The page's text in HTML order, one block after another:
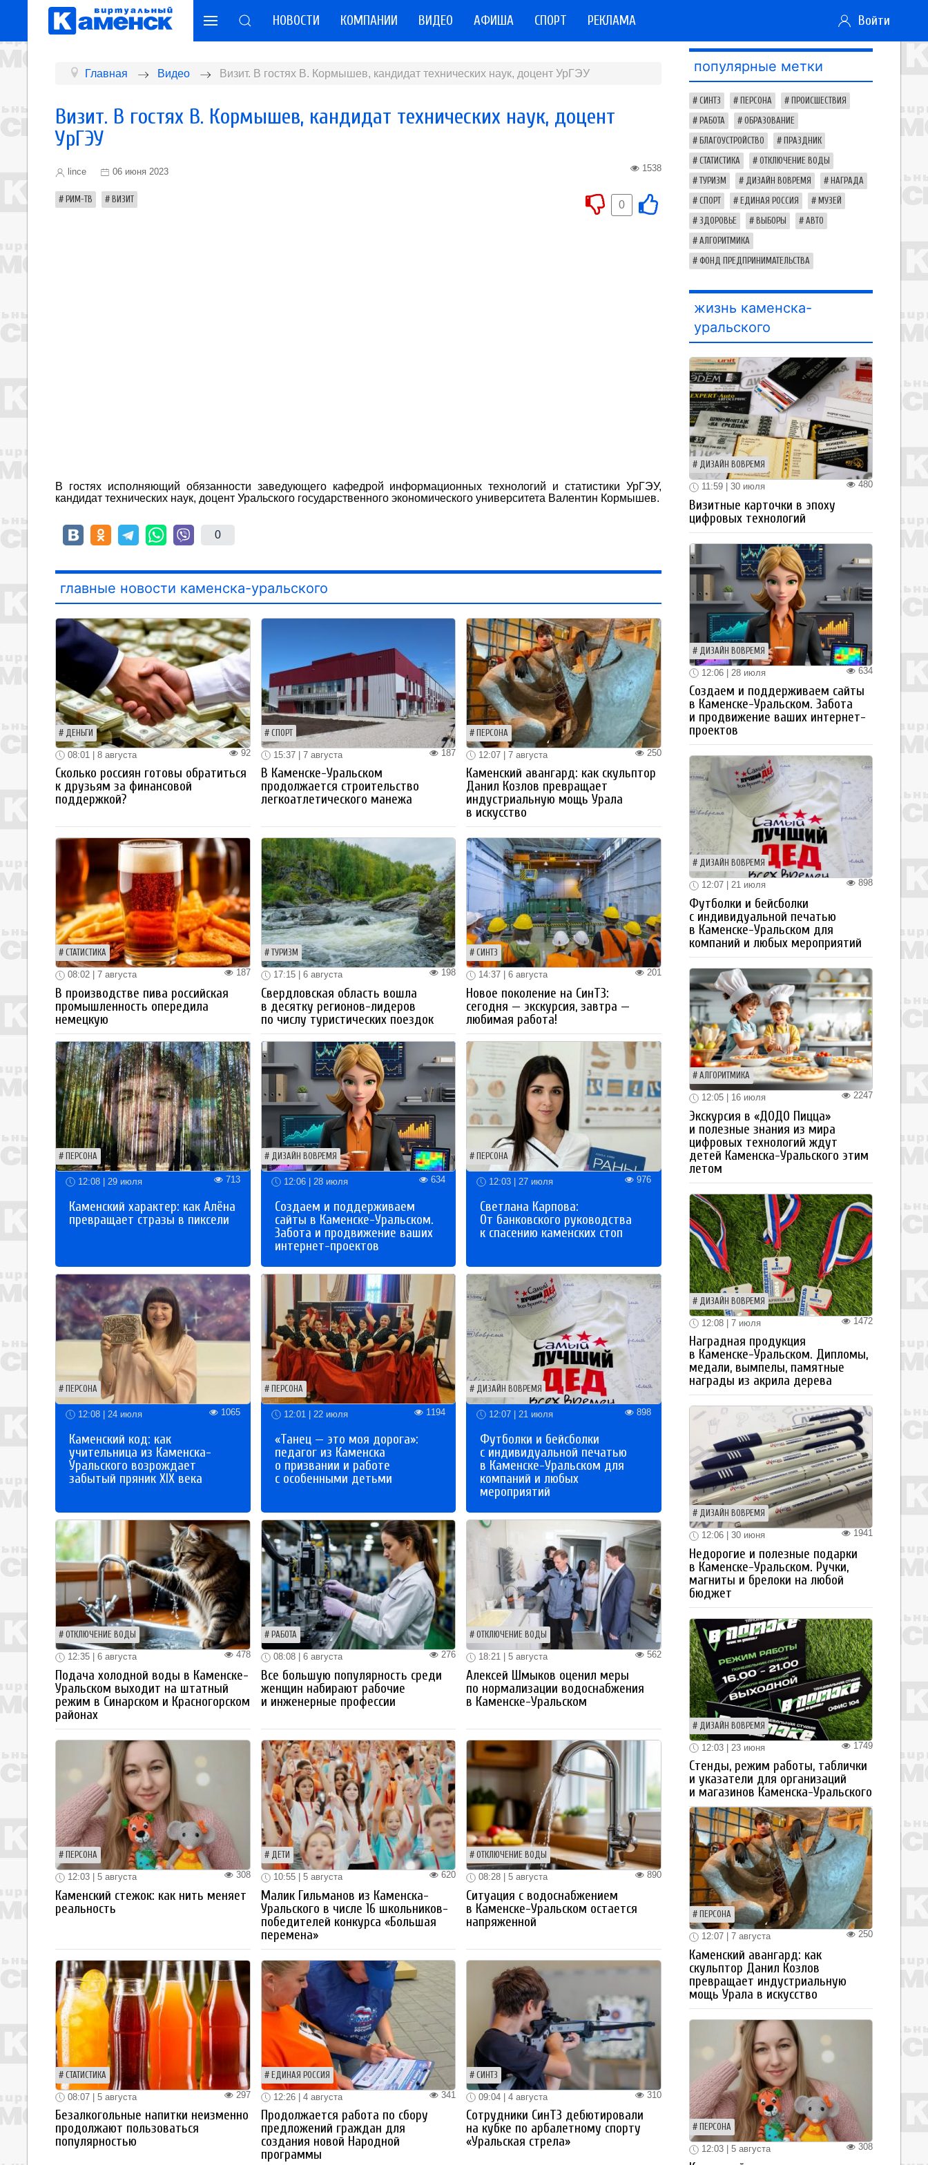
НОВОСТИ КОМПАНИИ ВИДЕО АФИША СПОРТ РЕКЛАМА Войти
Главная Видео Визит. В гостях В. Кормышев, кандидат технических наук, доцент УрГЭУ
Визит. В гостях В. Кормышев, кандидат технических наук, доцент
УрГЭУ
lince 06 июня 2023 1538
РИМ-ТВ ВИЗИТ 0
В гостях исполняющий обязанности заведующего кафедрой информационных технологий и статистики УрГЭУ,
кандидат технических наук, доцент Уральского государственного экономического университета Валентин Кормышев.
0
главные новости каменска-уральского
ДЕНЬГИ
92
08:01 | 8 августа
Сколько россиян готовы обратиться
к друзьям за финансовой
поддержкой?
СПОРТ
187
15:37 | 7 августа
В Каменске-Уральском
продолжается строительство
легкоатлетического манежа
ПЕРСОНА
250
12:07 | 7 августа
Каменский авангард: как скульптор
Данил Козлов превращает
индустриальную мощь Урала
в искусство
СТАТИСТИКА
187
08:02 | 7 августа
В производстве пива российская
промышленность опередила
немецкую
ТУРИЗМ
198
17:15 | 6 августа
Свердловская область вошла
в десятку регионов-лидеров
по числу туристических поездок
СИНТЗ
201
14:37 | 6 августа
Новое поколение на СинТЗ:
сегодня — экскурсия, завтра —
любимая работа!
ПЕРСОНА
12:08 | 29 июля 713
Каменский характер: как Алёна
превращает стразы в пиксели
ДИЗАЙН ВОВРЕМЯ
12:06 | 28 июля 634
Создаем и поддерживаем
сайты в Каменске-Уральском.
Забота и продвижение ваших
интернет-проектов
ПЕРСОНА
12:03 | 27 июля 976
Светлана Карпова:
От банковского руководства
к спасению каменских стоп
ПЕРСОНА
12:08 | 24 июля 1065
Каменский код: как
учительница из Каменска-
Уральского возрождает
забытый пряник XIX века
ПЕРСОНА
12:01 | 22 июля 1194
«Танец — это моя дорога»:
педагог из Каменска
о призвании и работе
с особенными детьми
ДИЗАЙН ВОВРЕМЯ
12:07 | 21 июля 898
Футболки и бейсболки
с индивидуальной печатью
в Каменске-Уральском для
компаний и любых
мероприятий
ОТКЛЮЧЕНИЕ ВОДЫ
478
12:35 | 6 августа
Подача холодной воды в Каменске-
Уральском выходит на штатный
режим в Синарском и Красногорском
районах
РАБОТА
276
08:08 | 6 августа
Все большую популярность среди
женщин набирают рабочие
и инженерные профессии
ОТКЛЮЧЕНИЕ ВОДЫ
562
18:21 | 5 августа
Алексей Шмыков оценил меры
по нормализации водоснабжения
в Каменске-Уральском
ПЕРСОНА
308
12:03 | 5 августа
Каменский стежок: как нить меняет
реальность
ДЕТИ
620
10:55 | 5 августа
Малик Гильманов из Каменска-
Уральского в числе 16 школьников-
победителей конкурса «Большая
перемена»
ОТКЛЮЧЕНИЕ ВОДЫ
890
08:28 | 5 августа
Ситуация с водоснабжением
в Каменске-Уральском остается
напряженной
СТАТИСТИКА
297
08:07 | 5 августа
Безалкогольные напитки неизменно
продолжают пользоваться
популярностью
ЕДИНАЯ РОССИЯ
341
12:26 | 4 августа
Продолжается работа по сбору
предложений граждан для
создания новой Народной
программы
СИНТЗ
310
09:04 | 4 августа
Сотрудники СинТЗ дебютировали
на кубке по арбалетному спорту
«Уральская стрела»
популярные метки
СИНТЗ ПЕРСОНА ПРОИСШЕСТВИЯ
РАБОТА ОБРАЗОВАНИЕ
БЛАГОУСТРОЙСТВО ПРАЗДНИК
СТАТИСТИКА ОТКЛЮЧЕНИЕ ВОДЫ
ТУРИЗМ ДИЗАЙН ВОВРЕМЯ НАГРАДА
СПОРТ ЕДИНАЯ РОССИЯ МУЗЕЙ
ЗДОРОВЬЕ ВЫБОРЫ АВТО
АЛГОРИТМИКА
ФОНД ПРЕДПРИНИМАТЕЛЬСТВА
жизнь каменска-
уральского
ДИЗАЙН ВОВРЕМЯ
480
11:59 | 30 июля
Визитные карточки в эпоху
цифровых технологий
ДИЗАЙН ВОВРЕМЯ
634
12:06 | 28 июля
Создаем и поддерживаем сайты
в Каменске-Уральском. Забота
и продвижение ваших интернет-
проектов
ДИЗАЙН ВОВРЕМЯ
898
12:07 | 21 июля
Футболки и бейсболки
с индивидуальной печатью
в Каменске-Уральском для
компаний и любых мероприятий
АЛГОРИТМИКА
2247
12:05 | 16 июля
Экскурсия в «ДОДО Пицца»
и полезные знания из мира
цифровых технологий ждут
детей Каменска-Уральского этим
летом
ДИЗАЙН ВОВРЕМЯ
1472
12:08 | 7 июля
Наградная продукция
в Каменске-Уральском. Дипломы,
медали, вымпелы, памятные
награды из акрила дерева
ДИЗАЙН ВОВРЕМЯ
1941
12:06 | 30 июня
Недорогие и полезные подарки
в Каменске-Уральском. Ручки,
магниты и брелоки на любой
бюджет
ДИЗАЙН ВОВРЕМЯ
1749
12:03 | 23 июня
Стенды, режим работы, таблички
и указатели для организаций
и магазинов Каменска-Уральского
ПЕРСОНА
250
12:07 | 7 августа
Каменский авангард: как
скульптор Данил Козлов
превращает индустриальную
мощь Урала в искусство
ПЕРСОНА
308
12:03 | 5 августа